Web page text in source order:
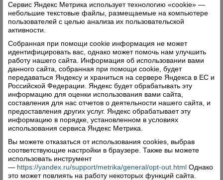
Сервис Яндекс Метрика использует технологию «cookie» —
небольшие текстовые файлы, размещаемые на компьютере
пользователей с целью анализа их пользовательской
активности.
Собранная при помощи cookie информация не может
идентифицировать вас, однако может помочь нам улучшить
работу нашего сайта. Информация об использовании вами
данного сайта, собранная при помощи cookie, будет
передаваться Яндексу и храниться на сервере Яндекса в ЕС и
Российской Федерации. Яндекс будет обрабатывать эту
информацию для оценки использования вами сайта,
составления для нас отчетов о деятельности нашего сайта, и
предоставления других услуг. Яндекс обрабатывает эту
информацию в порядке, установленном в условиях
использования сервиса Яндекс Метрика.
Вы можете отказаться от использования cookies, выбрав
соответствующие настройки в браузере. Также вы можете
использовать инструмент
— https://yandex.ru/support/metrika/general/opt-out.html Однако
это может повлиять на работу некоторых функций сайта.